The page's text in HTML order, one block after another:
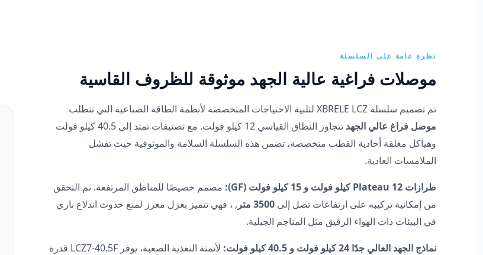
نظرة عامة على السلسلة
موصلات فراغية عالية الجهد موثوقة للظروف القاسية
تم تصميم سلسلة XBRELE LCZ لتلبية الاحتياجات المتخصصة لأنظمة الطاقة الصناعية التي تتطلب
موصل فراغ عالي الجهد
تتجاوز النطاق القياسي 12 كيلو فولت. مع تصنيفات تمتد إلى 40.5 كيلو فولت
وهياكل مغلقة أحادية القطب متخصصة، تضمن هذه السلسلة السلامة والموثوقية حيث تفشل
الملامسات العادية.
طرازات Plateau 12 كيلو فولت و 15 كيلو فولت (GF):
مصمم خصيصًا للمناطق المرتفعة. تم التحقق
من إمكانية تركيبه على ارتفاعات تصل إلى3500 متر
, ، فهي تتميز بعزل معزز لمنع حدوث اندلاع ناري
في البيئات ذات الهواء الرقيق مثل المناجم الجبلية.
نماذج الجهد العالي جدًا 24 كيلو فولت و 40.5 كيلو فولت:
لأتمتة التغذية الصعبة، يوفر LCZ7-40.5F قدرة